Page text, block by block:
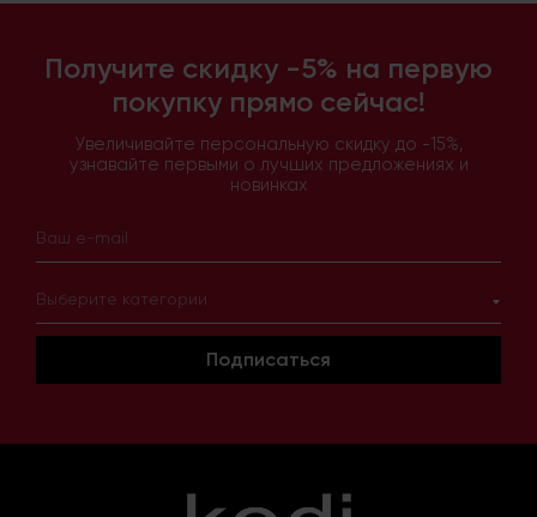
Получите скидку -5% на первую
покупку прямо сейчас!
Увеличивайте персональную скидку до -15%,
узнавайте первыми о лучших предложениях и
новинках
Выберите категории
Подписаться